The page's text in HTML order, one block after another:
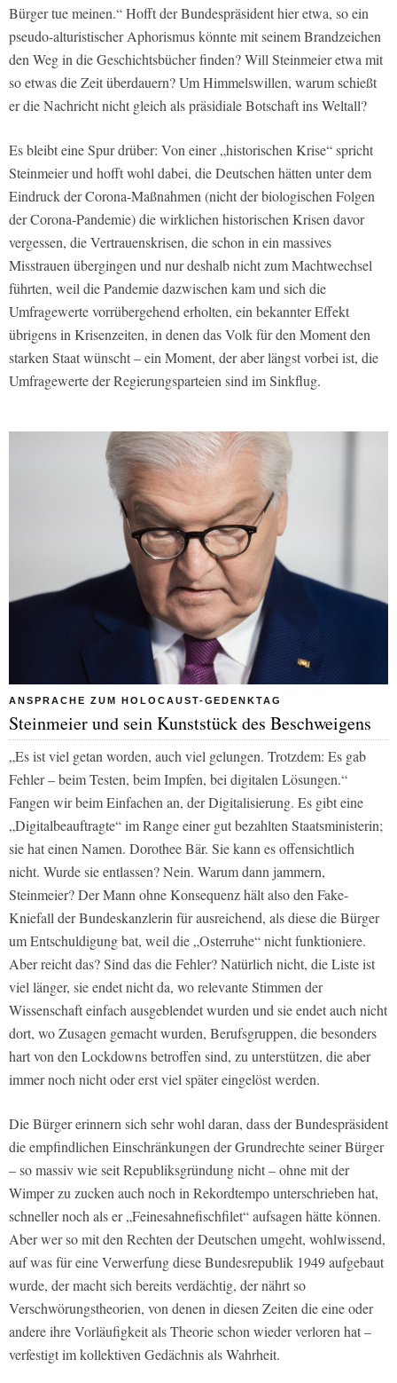
Bürger tue meinen.“ Hofft der Bundespräsident hier etwa, so ein
pseudo-alturistischer Aphorismus könnte mit seinem Brandzeichen
den Weg in die Geschichtsbücher finden? Will Steinmeier etwa mit
so etwas die Zeit überdauern? Um Himmelswillen, warum schießt
er die Nachricht nicht gleich als präsidiale Botschaft ins Weltall?
Es bleibt eine Spur drüber: Von einer „historischen Krise“ spricht
Steinmeier und hofft wohl dabei, die Deutschen hätten unter dem
Eindruck der Corona-Maßnahmen (nicht der biologischen Folgen
der Corona-Pandemie) die wirklichen historischen Krisen davor
vergessen, die Vertrauenskrisen, die schon in ein massives
Misstrauen übergingen und nur deshalb nicht zum Machtwechsel
führten, weil die Pandemie dazwischen kam und sich die
Umfragewerte vorrübergehend erholten, ein bekannter Effekt
übrigens in Krisenzeiten, in denen das Volk für den Moment den
starken Staat wünscht – ein Moment, der aber längst vorbei ist, die
Umfragewerte der Regierungsparteien sind im Sinkflug.
ANSPRACHE ZUM HOLOCAUST-GEDENKTAG
Steinmeier und sein Kunststück des Beschweigens
„Es ist viel getan worden, auch viel gelungen. Trotzdem: Es gab
Fehler – beim Testen, beim Impfen, bei digitalen Lösungen.“
Fangen wir beim Einfachen an, der Digitalisierung. Es gibt eine
„Digitalbeauftragte“ im Range einer gut bezahlten Staatsministerin;
sie hat einen Namen. Dorothee Bär. Sie kann es offensichtlich
nicht. Wurde sie entlassen? Nein. Warum dann jammern,
Steinmeier? Der Mann ohne Konsequenz hält also den Fake-
Kniefall der Bundeskanzlerin für ausreichend, als diese die Bürger
um Entschuldigung bat, weil die „Osterruhe“ nicht funktioniere.
Aber reicht das? Sind das die Fehler? Natürlich nicht, die Liste ist
viel länger, sie endet nicht da, wo relevante Stimmen der
Wissenschaft einfach ausgeblendet wurden und sie endet auch nicht
dort, wo Zusagen gemacht wurden, Berufsgruppen, die besonders
hart von den Lockdowns betroffen sind, zu unterstützen, die aber
immer noch nicht oder erst viel später eingelöst werden.
Die Bürger erinnern sich sehr wohl daran, dass der Bundespräsident
die empfindlichen Einschränkungen der Grundrechte seiner Bürger
– so massiv wie seit Republiksgründung nicht – ohne mit der
Wimper zu zucken auch noch in Rekordtempo unterschrieben hat,
schneller noch als er „Feinesahnefischfilet“ aufsagen hätte können.
Aber wer so mit den Rechten der Deutschen umgeht, wohlwissend,
auf was für eine Verwerfung diese Bundesrepublik 1949 aufgebaut
wurde, der macht sich bereits verdächtig, der nährt so
Verschwörungstheorien, von denen in diesen Zeiten die eine oder
andere ihre Vorläufigkeit als Theorie schon wieder verloren hat –
verfestigt im kollektiven Gedächnis als Wahrheit.